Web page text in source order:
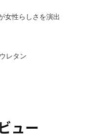
女性らしさを演出
レタン
ュー